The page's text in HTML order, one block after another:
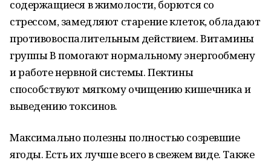
содержащиеся в жимолости, борются со
стрессом, замедляют старение клеток, обладают
противовоспалительным действием. Витамины
группы В помогают нормальному энергообмену
и работе нервной системы. Пектины
способствуют мягкому очищению кишечника и
выведению токсинов.
Максимально полезны полностью созревшие
ягоды. Есть их лучше всего в свежем виде. Также